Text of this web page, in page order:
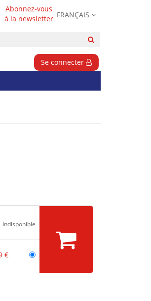
Abonnez-vous
à la newsletter FRANÇAIS
Se connecter
Indisponible
€